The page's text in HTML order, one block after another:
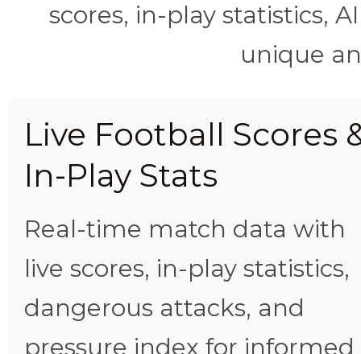
scores, in-play statistics,
unique
Live Football Scores
In-Play Stats
Real-time match data with
live scores, in-play statistics,
dangerous attacks, and
pressure index for informed